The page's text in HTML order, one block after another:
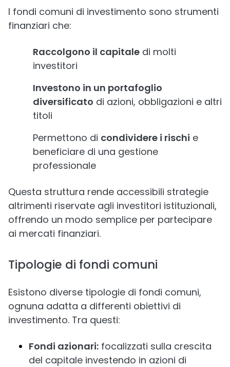
I fondi comuni di investimento sono strumenti
finanziari che:
Raccolgono il capitale di molti
investitori
Investono in un portafoglio
diversificato di azioni, obbligazioni e altri
titoli
Permettono di condividere i rischi e
beneficiare di una gestione
professionale
Questa struttura rende accessibili strategie
altrimenti riservate agli investitori istituzionali,
offrendo un modo semplice per partecipare
ai mercati finanziari.
Tipologie di fondi comuni
Esistono diverse tipologie di fondi comuni,
ognuna adatta a differenti obiettivi di
investimento. Tra questi:
Fondi azionari: focalizzati sulla crescita
del capitale investendo in azioni di